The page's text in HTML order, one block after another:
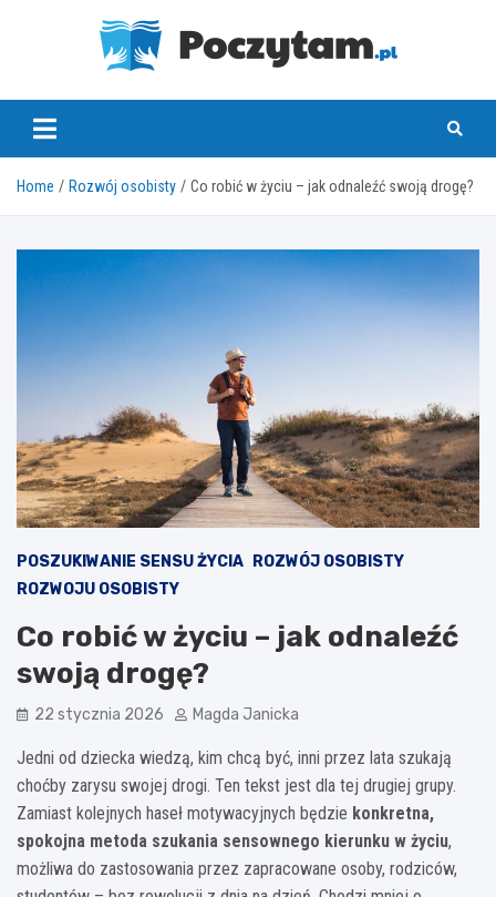
poczytam.pl
Home Rozwój osobisty Co robić w życiu – jak odnaleźć swoją drogę?
POSZUKIWANIE SENSU ŻYCIA
ROZWÓJ OSOBISTY
ROZWOJU OSOBISTY
Co robić w życiu – jak odnaleźć
swoją drogę?
22 stycznia 2026 Magda Janicka
Jedni od dziecka wiedzą, kim chcą być, inni przez lata szukają
choćby zarysu swojej drogi. Ten tekst jest dla tej drugiej grupy.
Zamiast kolejnych haseł motywacyjnych będzie konkretna,
spokojna metoda szukania sensownego kierunku w życiu,
możliwa do zastosowania przez zapracowane osoby, rodziców,